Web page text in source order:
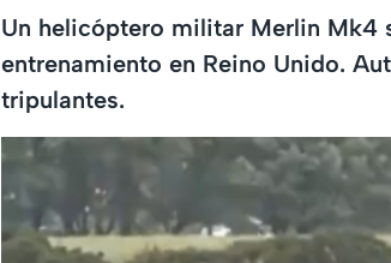
Un helicóptero militar Merlin Mk4
entrenamiento en Reino Unido.
tripulantes.